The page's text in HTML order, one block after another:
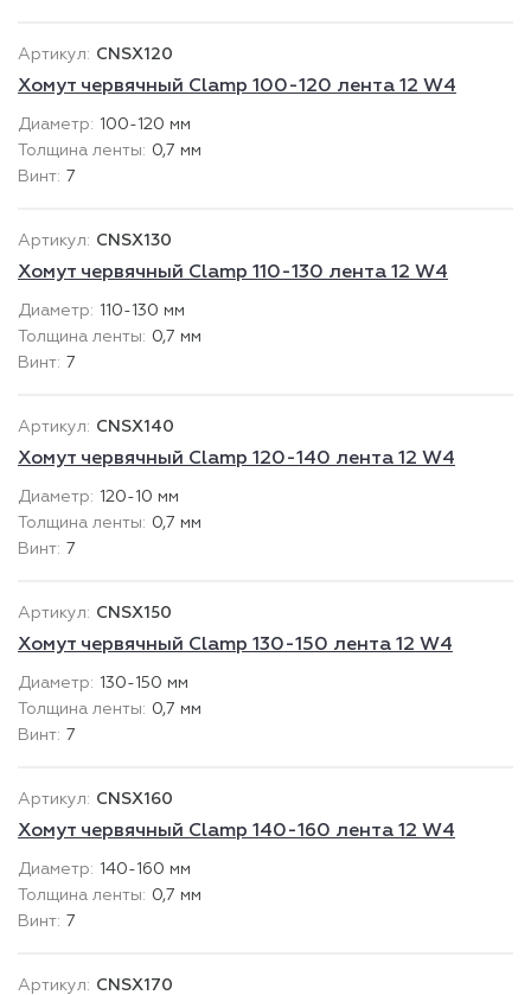
CNSX120
Хомут червячный Clamp 100-120 лента 12 W4
100-120 мм
0,7 мм
7
CNSX130
Хомут червячный Clamp 110-130 лента 12 W4
110-130 мм
0,7 мм
7
CNSX140
Хомут червячный Clamp 120-140 лента 12 W4
120-10 мм
0,7 мм
7
CNSX150
Хомут червячный Clamp 130-150 лента 12 W4
130-150 мм
0,7 мм
7
CNSX160
Хомут червячный Clamp 140-160 лента 12 W4
140-160 мм
0,7 мм
7
CNSX170